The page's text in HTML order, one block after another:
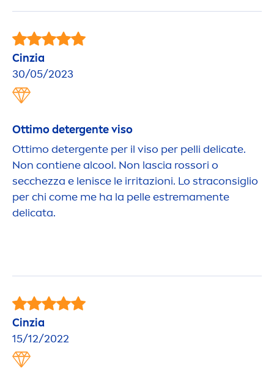
Cinzia
30/05/2023
Ottimo detergente viso
Ottimo detergente per il viso per pelli delicate.
Non contiene alcool. Non lascia rossori o
secchezza e lenisce le irritazioni. Lo straconsiglio
per chi come me ha la pelle estremamente
delicata.
Cinzia
15/12/2022